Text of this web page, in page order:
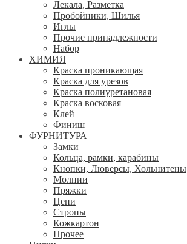
Лекала, Разметка
Пробойники, Шилья
Иглы
Прочие принадлежности
Набор
ХИМИЯ
Краска проникающая
Краска для урезов
Краска полиуретановая
Краска восковая
Клей
Финиш
ФУРНИТУРА
Замки
Кольца, рамки, карабины
Кнопки, Люверсы, Хольнитены
Молнии
Пряжки
Цепи
Стропы
Кожкартон
Прочее